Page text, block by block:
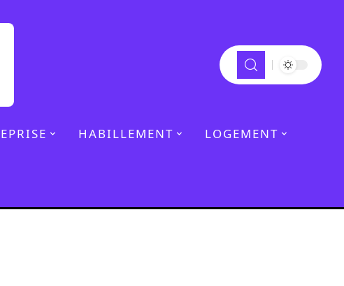
HABILLEMENT
LOGEMENT